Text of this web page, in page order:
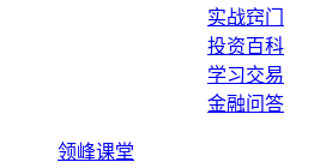
实战窍门
投资百科
学习交易
金融问答
领峰课堂